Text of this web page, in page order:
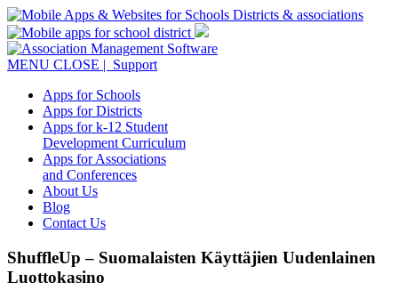
MENU CLOSE | Support
Apps for Schools
Apps for Districts
Apps for k-12 Student
Development Curriculum
Apps for Associations
and Conferences
About Us
Blog
Contact Us
ShuffleUp – Suomalaisten Käyttäjien Uudenlainen
Luottokasino